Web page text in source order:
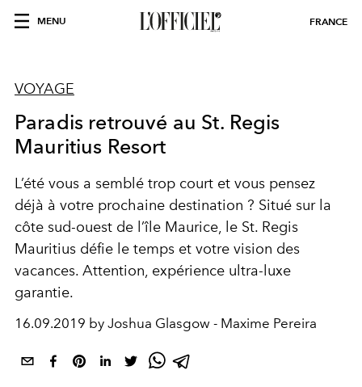
MENU FRANCE
VOYAGE
Paradis retrouvé au St. Regis
Mauritius Resort
L’été vous a semblé trop court et vous pensez
déjà à votre prochaine destination ? Situé sur la
côte sud-ouest de l’île Maurice, le St. Regis
Mauritius défie le temps et votre vision des
vacances. Attention, expérience ultra-luxe
garantie.
16.09.2019 by Joshua Glasgow - Maxime Pereira